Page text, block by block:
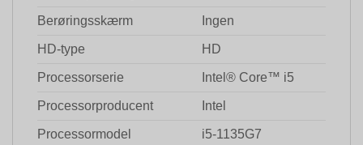
Berøringsskærm Ingen
HD-type HD
Processorserie Intel® Core™ i5
Processorproducent Intel
Processormodel i5-1135G7